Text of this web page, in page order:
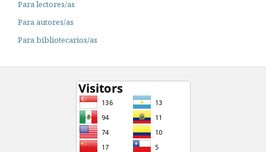
Para lectores/as
Para autores/as
Para bibliotecarios/as